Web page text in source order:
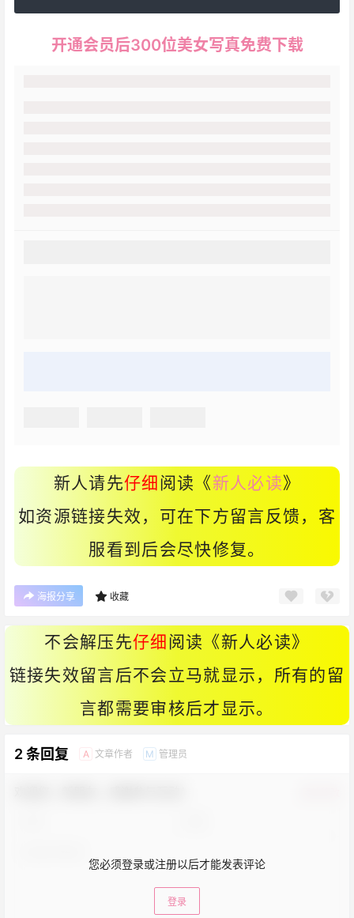
开通会员后300位美女写真免费下载
新人请先仔细 阅读《新人必读》
如资源链接失效，可在下方留言反馈，客
服看到后会尽快修复。
海报分享 收藏
不会解压先仔细 阅读《新人必读》
链接失效留言后不会立马就显示，所有的留
言都需要审核后才显示。
2 条回复 A 文章作者 M 管理员
您必须登录或注册以后才能发表评论
登录